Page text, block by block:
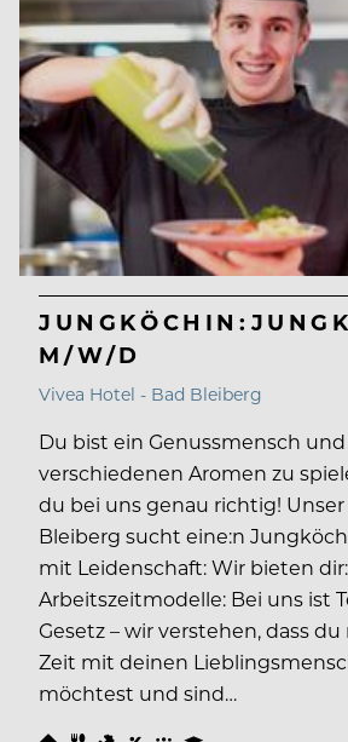
M/W/D
Vivea Hotel - Bad Bleiberg
Du bist ein Genussmensch
verschiedenen Aromen zu
du bei uns genau richtig! Unser
Bleiberg sucht eine:n
mit Leidenschaft: Wir bieten
Arbeitszeitmodelle: Bei uns ist
Gesetz – wir verstehen, dass
Zeit mit deinen
möchtest und sind…